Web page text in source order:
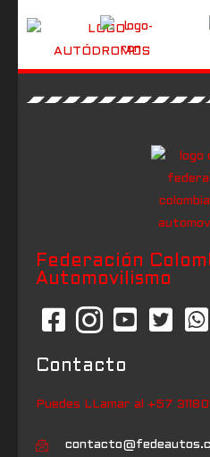
Federación
Automovilismo
Contacto
Puedes LLamar al +57